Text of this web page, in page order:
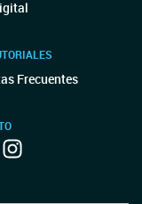
Frecuentes